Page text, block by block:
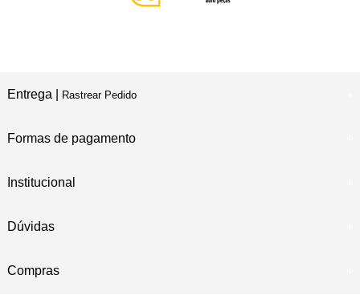
Entrega | Rastrear Pedido
Formas de pagamento
Institucional
Dúvidas
Compras